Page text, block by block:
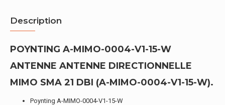
Description
POYNTING A-MIMO-0004-V1-15-W
ANTENNE ANTENNE DIRECTIONNELLE
MIMO SMA 21 DBI (A-MIMO-0004-V1-15-W).
Poynting A-MIMO-0004-V1-15-W